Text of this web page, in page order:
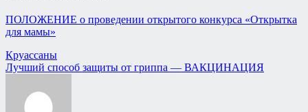
ПОЛОЖЕНИЕ о проведении открытого конкурса «Открытка
для мамы»
Навигация
по
записям
Круассаны
Лучший способ защиты от гриппа — ВАКЦИНАЦИЯ